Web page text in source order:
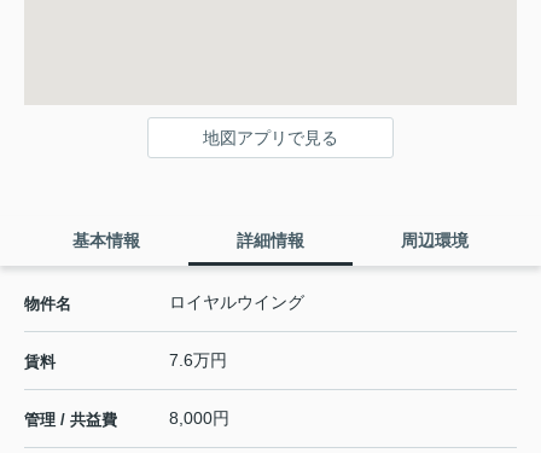
地図アプリで見る
基本情報 詳細情報 周辺環境
物件名 ロイヤルウイング
賃料 7.6万円
管理 / 共益費 8,000円